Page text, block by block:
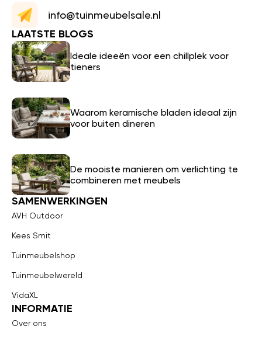
info@tuinmeubelsale.nl
LAATSTE BLOGS
Ideale ideeën voor een chillplek voor
tieners
Waarom keramische bladen ideaal zijn
voor buiten dineren
De mooiste manieren om verlichting te
combineren met meubels
SAMENWERKINGEN
AVH Outdoor
Kees Smit
Tuinmeubelshop
Tuinmeubelwereld
VidaXL
INFORMATIE
Over ons